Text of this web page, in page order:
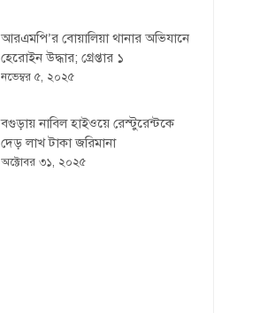
আরএমপি’র বোয়ালিয়া থানার অভিযানে
হেরোইন উদ্ধার; গ্রেপ্তার ১
নভেম্বর ৫, ২০২৫
বগুড়ায় নাবিল হাইওয়ে রেস্টুরেন্টকে
দেড় লাখ টাকা জরিমানা
অক্টোবর ৩১, ২০২৫